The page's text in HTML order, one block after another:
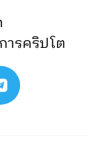
ารคริปโต